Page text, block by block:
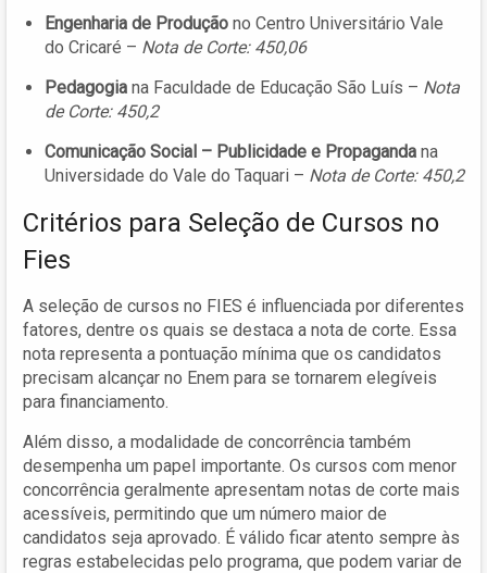
Engenharia de Produção no Centro Universitário Vale
do Cricaré – Nota de Corte: 450,06
Pedagogia na Faculdade de Educação São Luís – Nota
de Corte: 450,2
Comunicação Social – Publicidade e Propaganda na
Universidade do Vale do Taquari – Nota de Corte: 450,2
Critérios para Seleção de Cursos no
Fies
A seleção de cursos no FIES é influenciada por diferentes
fatores, dentre os quais se destaca a nota de corte. Essa
nota representa a pontuação mínima que os candidatos
precisam alcançar no Enem para se tornarem elegíveis
para financiamento.
Além disso, a modalidade de concorrência também
desempenha um papel importante. Os cursos com menor
concorrência geralmente apresentam notas de corte mais
acessíveis, permitindo que um número maior de
candidatos seja aprovado. É válido ficar atento sempre às
regras estabelecidas pelo programa, que podem variar de